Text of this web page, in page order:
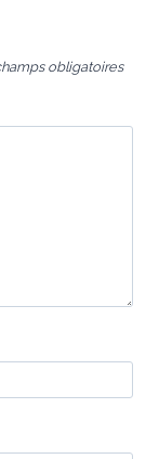
obligatoires